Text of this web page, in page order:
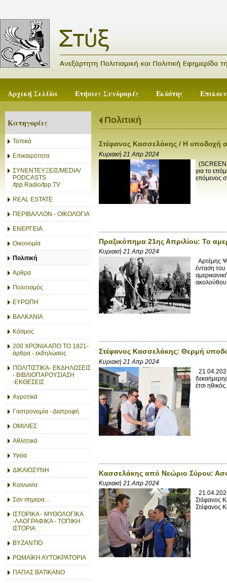
Αρχική Σελίδα Ετήσιες Συνδρομές Εκδότης
Κατηγορίες
Τοπικά
Επικαιρότητα
ΣΥΝΕΝΤΕΥΞΕΙΣ/MEDIA/
PODCASTS
/tpp.Radio/tpp.TV
REAL ESTATE
ΠΕΡΙΒΑΛΛΟΝ - ΟΙΚΟΛΟΓΙΑ
ΕΝΕΡΓΕΙΑ
Οικονομία
Πολιτική
Άρθρα
Πολιτισμός
ΕΥΡΩΠΗ
ΒΑΛΚΑΝΙΑ
Κόσμος
200 ΧΡΟΝΙΑ ΑΠΟ ΤΟ 1821-
άρθρα - εκδηλώσεις
ΠΟΛΙΤΙΣΤΙΚΑ- ΕΚΔΗΛΩΣΕΙΣ
- ΒΙΒΛΙΟΠΑΡΟΥΣΙΑΣΗ
-ΕΚΘΕΣΕΙΣ
Αγροτικά
Γαστρονομία - Διατροφή
ΟΜΙΛΙΕΣ
Αθλητικά
Υγεία
ΔΙΚΑΙΟΣΥΝΗ
Κοινωνία
Σαν σημερα...
ΙΣΤΟΡΙΚΑ - ΜΥΘΟΛΟΓΙΚΑ
-ΛΑΟΓΡΑΦΙΚΑ - ΤΟΠΙΚΗ
ΙΣΤΟΡΙΑ
ΒΥΖΑΝΤΙΟ
ΡΩΜΑΪΚΗ ΑΥΤΟΚΡΑΤΟΡΙΑ
ΠΑΠΑΣ ΒΑΤΙΚΑΝΟ
Πολιτική
Στέφανος Κασσελάκης / Η υποδοχή
Κυριακή 21 Απρ 2024
για το
επόμενος
Πραξικόπημα 21ης Απριλίου: Το
Κυριακή 21 Απρ 2024
Αρτέμης
ένταση του
ακολούθου
Στέφανος Κασσελάκης: Θερμή
Κυριακή 21 Απρ 2024
έτσι
Κασσελάκης από Νεώριο Σύρου:
Κυριακή 21 Απρ 2024
Στέφανος
Στέφανος